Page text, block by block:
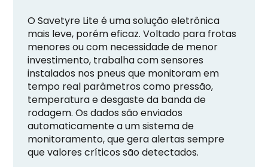
O Savetyre Lite é uma solução eletrônica
mais leve, porém eficaz. Voltado para frotas
menores ou com necessidade de menor
investimento, trabalha com sensores
instalados nos pneus que monitoram em
tempo real parâmetros como pressão,
temperatura e desgaste da banda de
rodagem. Os dados são enviados
automaticamente a um sistema de
monitoramento, que gera alertas sempre
que valores críticos são detectados.